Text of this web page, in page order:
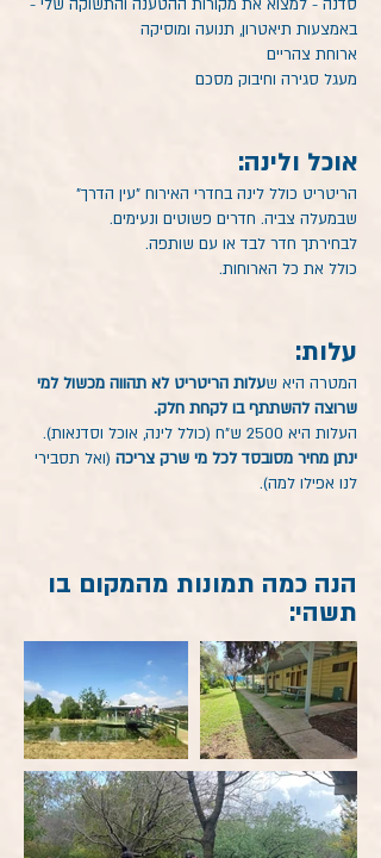
סדנה - למצוא את מקורות ההטענה והתשוקה שלי -
באמצעות תיאטרון, תנועה ומוסיקה
ארוחת צהריים
מעגל סגירה וחיבוק מסכם
אוכל ולינה:
הריטריט כולל לינה בחדרי האירוח "עין הדרך"
שבמעלה צביה. חדרים פשוטים ונעימים.
לבחירתך חדר לבד או עם שותפה.
כולל את כל הארוחות.
עלות:
המטרה היא שעלות הריטריט לא תהווה מכשול למי
שרוצה להשתתף בו לקחת חלק.
העלות היא 2500 ש"ח (כולל לינה, אוכל וסדנאות).
ינתן מחיר מסובסד לכל מי שרק צריכה (ואל תסבירי
לנו אפילו למה).
הנה כמה תמונות מהמקום בו
תשהי: